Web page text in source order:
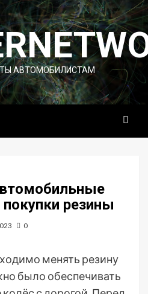
АВТОМОБИЛИСТАМ
резины
0
менять резину
было обеспечивать